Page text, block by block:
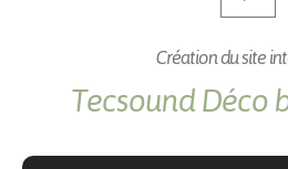
Création du site
Tecsound Déco